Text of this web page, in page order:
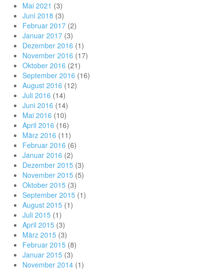
Mai 2021 (3)
Juni 2018 (3)
Februar 2017 (2)
Januar 2017 (3)
Dezember 2016 (1)
November 2016 (17)
Oktober 2016 (21)
September 2016 (16)
August 2016 (12)
Juli 2016 (14)
Juni 2016 (14)
Mai 2016 (10)
April 2016 (16)
März 2016 (11)
Februar 2016 (6)
Januar 2016 (2)
Dezember 2015 (3)
November 2015 (5)
Oktober 2015 (3)
September 2015 (1)
August 2015 (1)
Juli 2015 (1)
April 2015 (3)
März 2015 (3)
Februar 2015 (8)
Januar 2015 (3)
November 2014 (1)